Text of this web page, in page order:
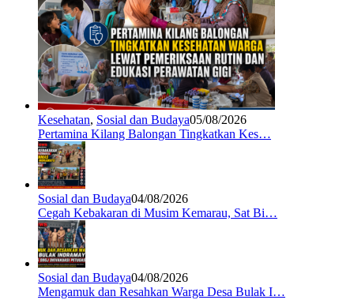
Kesehatan, Sosial dan Budaya05/08/2026
Pertamina Kilang Balongan Tingkatkan Kes…
Sosial dan Budaya04/08/2026
Cegah Kebakaran di Musim Kemarau, Sat Bi…
Sosial dan Budaya04/08/2026
Mengamuk dan Resahkan Warga Desa Bulak I…